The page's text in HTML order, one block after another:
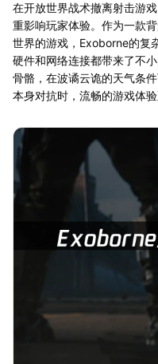
在开放世界战术撤离射击游
重影响玩家体验。作为一款
世界的游戏，Exoborne的复
硬件和网络连接都带来了不
骨骼，在波谲云诡的天气条
本身对抗时，流畅的游戏体验